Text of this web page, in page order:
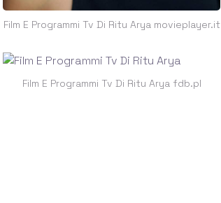
Film E Programmi Tv Di Ritu Arya movieplayer.it
Film E Programmi Tv Di Ritu Arya fdb.pl